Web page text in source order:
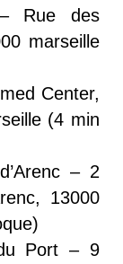
Rue des
marseille
Center,
(4 min
– 2
13000
Port – 9